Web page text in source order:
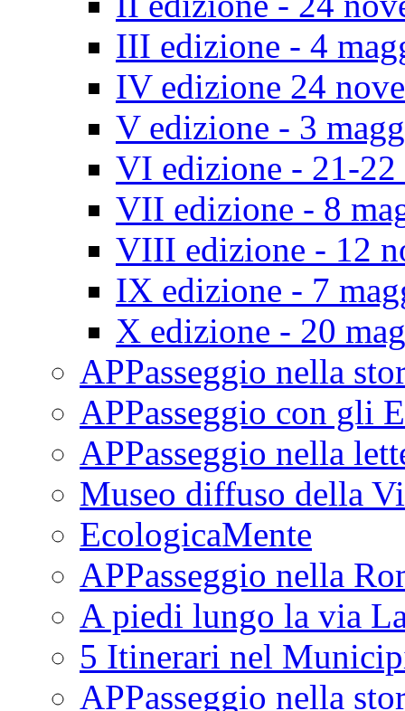
III edizione - 4
IV edizione 24
V edizione - 3
VI edizione - 21-22
VII edizione - 8
VIII edizione - 12
IX edizione - 7
X edizione - 20
APPasseggio nella
APPasseggio con gli
APPasseggio nella
Museo diffuso della
EcologicaMente
APPasseggio nella
A piedi lungo la via
5 Itinerari nel
APPasseggio nella